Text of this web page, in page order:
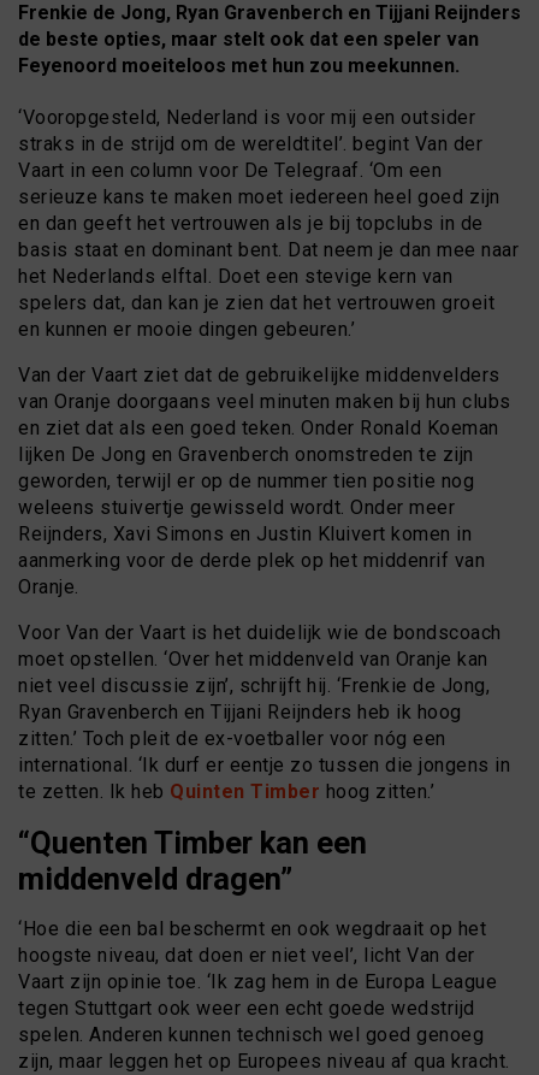
Frenkie de Jong, Ryan Gravenberch en Tijjani Reijnders
de beste opties, maar stelt ook dat een speler van
Feyenoord moeiteloos met hun zou meekunnen.
‘Vooropgesteld, Nederland is voor mij een outsider
straks in de strijd om de wereldtitel’. begint Van der
Vaart in een column voor De Telegraaf. ‘Om een
serieuze kans te maken moet iedereen heel goed zijn
en dan geeft het vertrouwen als je bij topclubs in de
basis staat en dominant bent. Dat neem je dan mee naar
het Nederlands elftal. Doet een stevige kern van
spelers dat, dan kan je zien dat het vertrouwen groeit
en kunnen er mooie dingen gebeuren.’
Van der Vaart ziet dat de gebruikelijke middenvelders
van Oranje doorgaans veel minuten maken bij hun clubs
en ziet dat als een goed teken. Onder Ronald Koeman
lijken De Jong en Gravenberch onomstreden te zijn
geworden, terwijl er op de nummer tien positie nog
weleens stuivertje gewisseld wordt. Onder meer
Reijnders, Xavi Simons en Justin Kluivert komen in
aanmerking voor de derde plek op het middenrif van
Oranje.
Voor Van der Vaart is het duidelijk wie de bondscoach
moet opstellen. ‘Over het middenveld van Oranje kan
niet veel discussie zijn’, schrijft hij. ‘Frenkie de Jong,
Ryan Gravenberch en Tijjani Reijnders heb ik hoog
zitten.’ Toch pleit de ex-voetballer voor nóg een
international. ‘Ik durf er eentje zo tussen die jongens in
te zetten. Ik heb Quinten Timber hoog zitten.’
“Quenten Timber kan een
middenveld dragen”
‘Hoe die een bal beschermt en ook wegdraait op het
hoogste niveau, dat doen er niet veel’, licht Van der
Vaart zijn opinie toe. ‘Ik zag hem in de Europa League
tegen Stuttgart ook weer een echt goede wedstrijd
spelen. Anderen kunnen technisch wel goed genoeg
zijn, maar leggen het op Europees niveau af qua kracht.